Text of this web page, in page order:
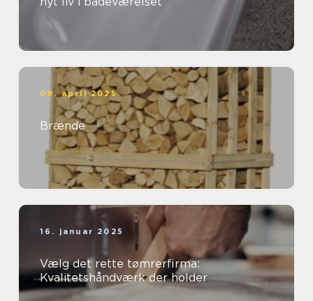
09. april 2025
Brænde
16. januar 2025
Vælg det rette tømrerfirma:
Kvalitetshåndværk der holder